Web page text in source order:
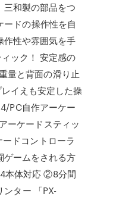
三和製の部品をつ
ドの操作性を自
作性や雰囲気を手
ック！ 安定感の
量と背面の滑り止
イえも安定した操
PC自作アーケー
ーケードスティッ
ドコントローラ
ゲームをされる方
本体対応 ②8分間
ンター 「PX-